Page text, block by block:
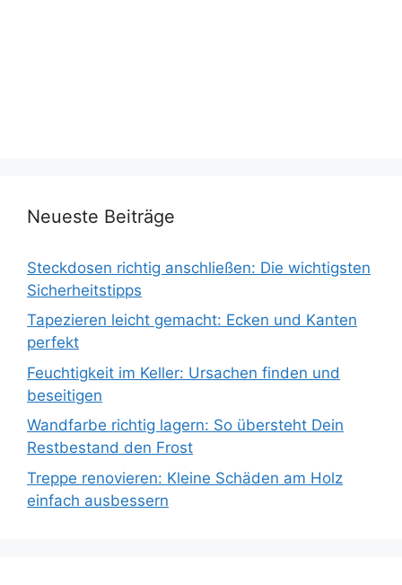
Neueste Beiträge
Steckdosen richtig anschließen: Die wichtigsten
Sicherheitstipps
Tapezieren leicht gemacht: Ecken und Kanten
perfekt
Feuchtigkeit im Keller: Ursachen finden und
beseitigen
Wandfarbe richtig lagern: So übersteht Dein
Restbestand den Frost
Treppe renovieren: Kleine Schäden am Holz
einfach ausbessern